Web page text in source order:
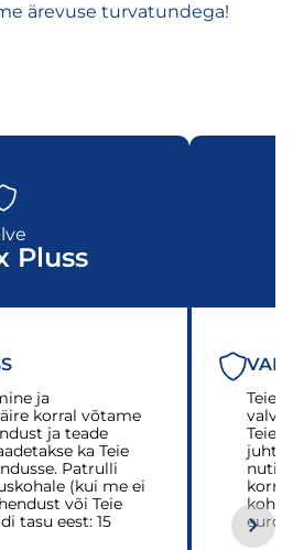
ärevuse turvatundega!
Pluss
ja
korral võtame
ja teade
ka Teie
Patrulli
(kui me ei
või Teie
tasu eest: 15
Teie